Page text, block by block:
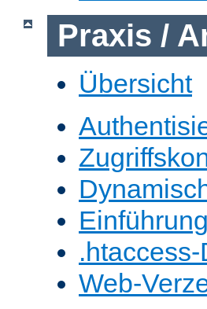
Praxis /
Übersicht
Web-